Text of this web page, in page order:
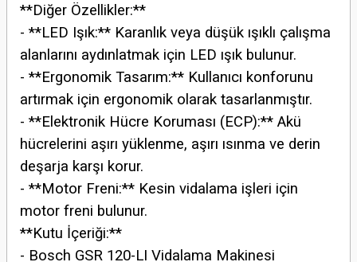
**Diğer Özellikler:**
- **LED Işık:** Karanlık veya düşük ışıklı çalışma
alanlarını aydınlatmak için LED ışık bulunur.
- **Ergonomik Tasarım:** Kullanıcı konforunu
artırmak için ergonomik olarak tasarlanmıştır.
- **Elektronik Hücre Koruması (ECP):** Akü
hücrelerini aşırı yüklenme, aşırı ısınma ve derin
deşarja karşı korur.
- **Motor Freni:** Kesin vidalama işleri için
motor freni bulunur.
**Kutu İçeriği:**
- Bosch GSR 120-LI Vidalama Makinesi